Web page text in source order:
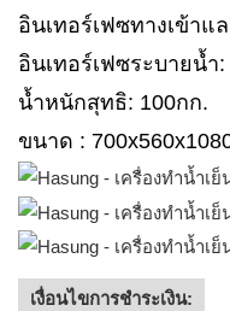
อินเทอร์เฟซทางเข้าแ
อินเทอร์เฟซระบายน้ำ:
น้ำหนักสุทธิ: 100กก.
ขนาด :
เงื่อนไขการชำระเงิน: